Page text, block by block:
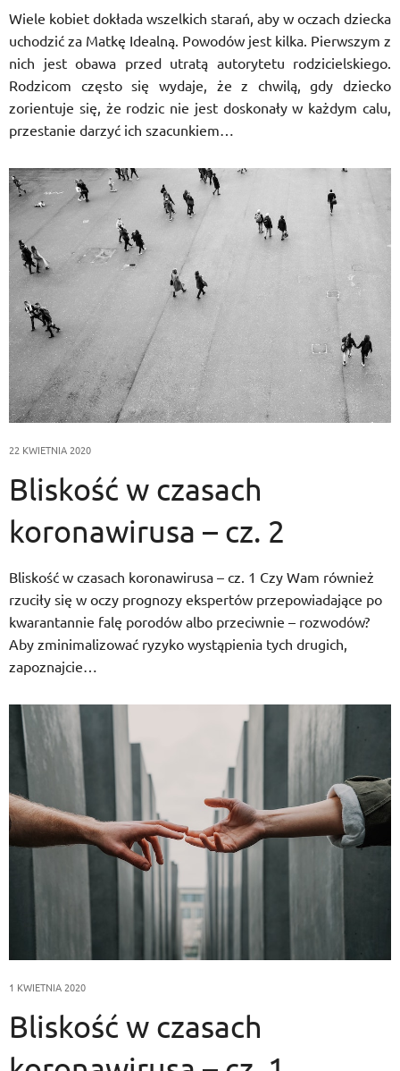
Wiele kobiet dokłada wszelkich starań, aby w oczach dziecka
uchodzić za Matkę Idealną. Powodów jest kilka. Pierwszym z
nich jest obawa przed utratą autorytetu rodzicielskiego.
Rodzicom często się wydaje, że z chwilą, gdy dziecko
zorientuje się, że rodzic nie jest doskonały w każdym calu,
przestanie darzyć ich szacunkiem…
22 KWIETNIA 2020
Bliskość w czasach
koronawirusa – cz. 2
Bliskość w czasach koronawirusa – cz. 1 Czy Wam również
rzuciły się w oczy prognozy ekspertów przepowiadające po
kwarantannie falę porodów albo przeciwnie – rozwodów?
Aby zminimalizować ryzyko wystąpienia tych drugich,
zapoznajcie…
1 KWIETNIA 2020
Bliskość w czasach